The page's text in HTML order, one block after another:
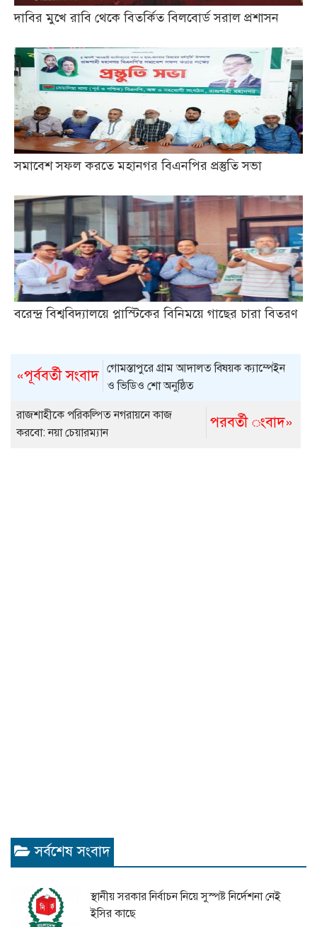
দাবির মুখে রাবি থেকে বিতর্কিত বিলবোর্ড সরাল প্রশাসন
সমাবেশ সফল করতে মহানগর বিএনপির প্রস্তুতি সভা
বরেন্দ্র বিশ্ববিদ্যালয়ে প্লাস্টিকের বিনিময়ে গাছের চারা বিতরণ
«পূর্ববর্তী সংবাদ গোমস্তাপুরে গ্রাম আদালত বিষয়ক ক্যাম্পেইন
ও ভিডিও শো অনুষ্ঠিত
পরবর্তী ংবাদ»
রাজশাহীকে পরিকল্পিত নগরায়নে কাজ
করবো: নয়া চেয়ারম্যান
সর্বশেষ সংবাদ
স্থানীয় সরকার নির্বাচন নিয়ে সুস্পষ্ট নির্দেশনা নেই
ইসির কাছে